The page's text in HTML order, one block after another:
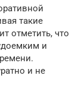
такие
отметить, что
и
и не